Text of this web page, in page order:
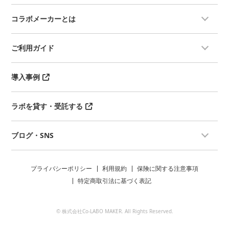
コラボメーカーとは
ご利用ガイド
導入事例
ラボを貸す・受託する
ブログ・SNS
プライバシーポリシー 利用規約
保険に関する注意事項
特定商取引法に基づく表記
© 株式会社Co-LABO MAKER. All Rights Reserved.